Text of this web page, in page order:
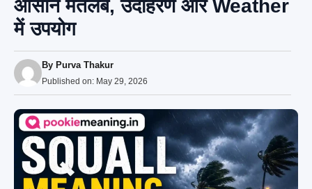
आसान मतलब, उदाहरण और Weather
में उपयोग
By Purva Thakur
Published on: May 29, 2026